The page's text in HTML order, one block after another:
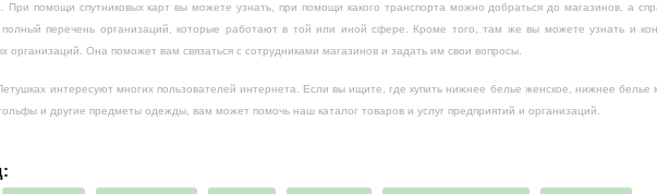
При помощи спутниковых карт вы можете узнать, при помощи какого транспорта можно добраться до магазинов, а
полный перечень организаций, которые работают в той или иной сфере. Кроме того, там же вы можете узнать и
Она поможет вам связаться с сотрудниками магазинов и задать им свои вопросы.
интересуют многих пользователей интернета. Если вы ищите, где купить нижнее белье женское, нижнее белье
и другие предметы одежды, вам может помочь наш каталог товаров и услуг предприятий и организаций.